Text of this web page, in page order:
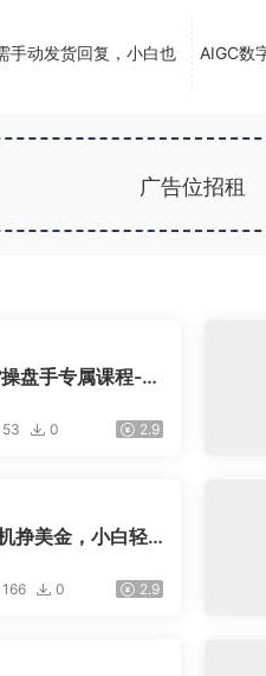
手动发货回复，小白也
AIGC数
广告位招租
盘手专属课程-更
家打造成熟交易模
53 0 2.9
挣美金，小白轻
166 0 2.9